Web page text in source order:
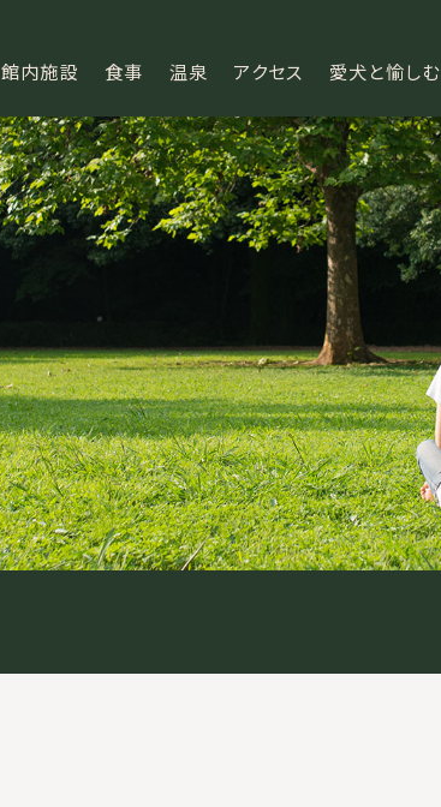
館内施設 食事 温泉 アクセス 愛犬と愉しむ